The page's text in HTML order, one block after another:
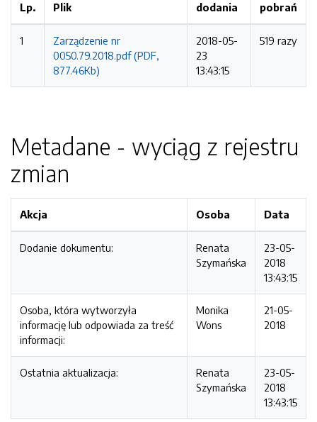
Lp. Plik
dodania
pobrań
1
Zarządzenie nr
0050.79.2018.pdf (PDF,
877.46Kb)
2018-05-
23
13:43:15
519 razy
Metadane - wyciąg z rejestru
zmian
Akcja Osoba Data
Dodanie dokumentu:
Renata
Szymańska
23-05-
2018
13:43:15
Osoba, która wytworzyła
informację lub odpowiada za treść
informacji:
Monika
Wons
21-05-
2018
Ostatnia aktualizacja:
Renata
Szymańska
23-05-
2018
13:43:15